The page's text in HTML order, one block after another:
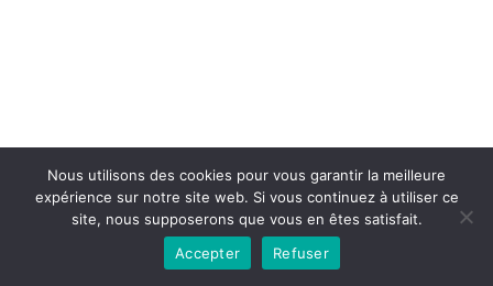
Copyright © 2026la boutique mirabelle}.
Nous utilisons des cookies pour vous garantir la meilleure
expérience sur notre site web. Si vous continuez à utiliser ce
site, nous supposerons que vous en êtes satisfait.
Accepter
Refuser